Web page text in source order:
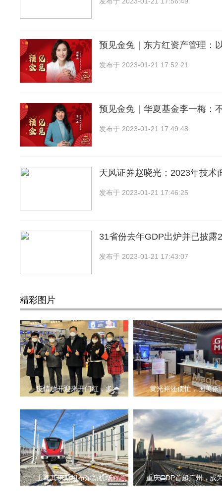
预见金兔｜东方红资产管理：
发布于 2023-01-21 17:52:21
预见金兔｜华夏基金李一梅：
发布于 2023-01-21 17:49:48
天风证券赵晓光：2023年技术
发布于 2023-01-21 17:46:25
31省份去年GDP出炉并已披露
发布于 2023-01-21 17:43:07
精彩图片
疫情放开迎来开门红，多 黄光裕还债忙，国美依
土耳其伊斯坦布尔新机场 重庆GDP首超广州，成